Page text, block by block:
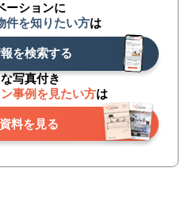
ーションに
件を知りたい方は
を検索する
写真付き
事例を見たい方は
料を見る